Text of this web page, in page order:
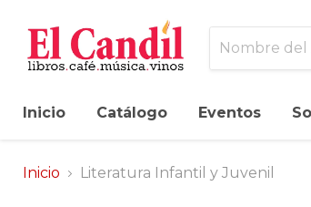
Inicio
Catálogo Eventos
Inicio Literatura Infantil y Juvenil